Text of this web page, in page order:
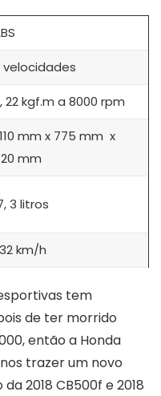
velocidades
22 kgf.m a 8000 rpm
mm x 775 mm x
mm
3 litros
km/h
tem
de ter morrido
então a Honda
trazer um novo
2018 CB500f e 2018